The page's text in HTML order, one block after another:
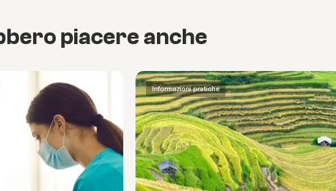
piacere anche
Informazioni pratiche